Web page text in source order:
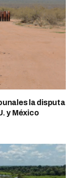
la disputa
y México